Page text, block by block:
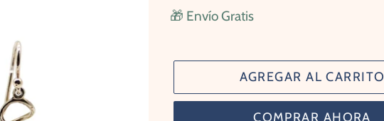
habitual
🎁 Envío Gratis
AGREGAR AL CARRITO
COMPRAR AHORA